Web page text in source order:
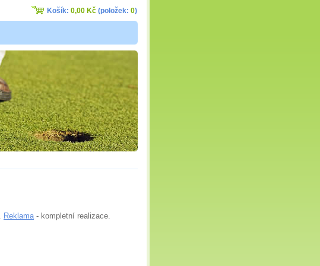
Reklama - kompletní realizace.
Košík: 0,00 Kč (položek: 0)